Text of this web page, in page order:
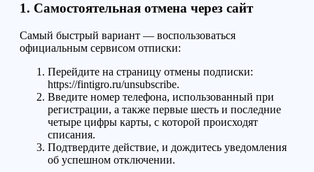
1. Самостоятельная отмена через сайт
Самый быстрый вариант — воспользоваться
официальным сервисом отписки:
Перейдите на страницу отмены подписки:
https://fintigro.ru/unsubscribe.
Введите номер телефона, использованный при
регистрации, а также первые шесть и последние
четыре цифры карты, с которой происходят
списания.
Подтвердите действие, и дождитесь уведомления
об успешном отключении.